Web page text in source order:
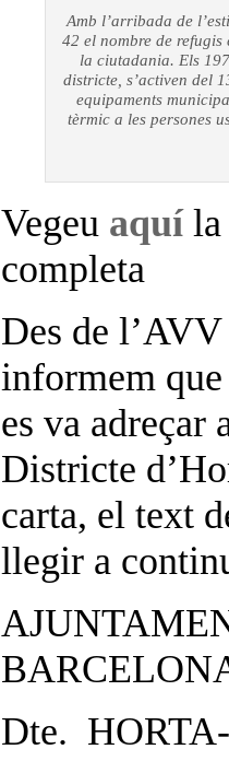
Amb l’arribada de
42 el nombre de
la ciutadania. Els
districte, s’activen del
equipaments
tèrmic a les persones
Vegeu aquíla
completa
Des de
informem
es va adreçar
Districte
carta, el text
llegir a
Dte.